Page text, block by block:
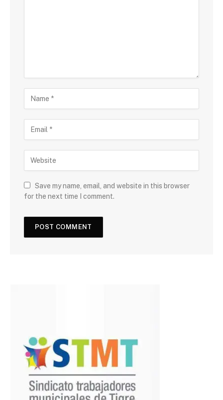
Save my name, email, and website in this browser
for the next time I comment.